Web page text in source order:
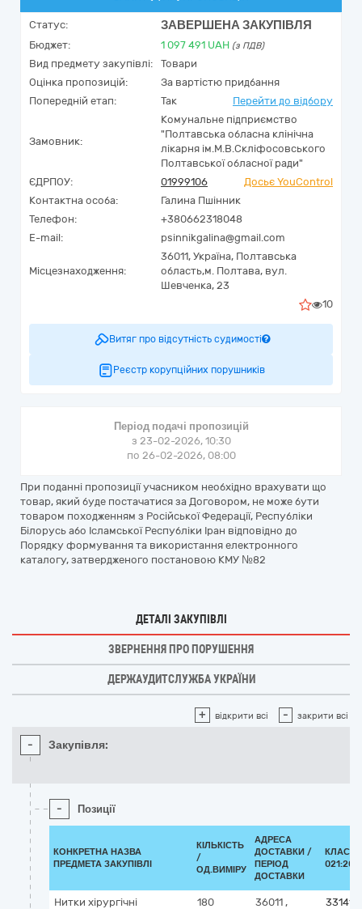
Статус: ЗАВЕРШЕНА ЗАКУПІВЛЯ
Бюджет: 1 097 491 UAH (з ПДВ)
Вид предмету закупівлі:
Товари
Оцінка пропозицій:
За вартістю придбання
Попередній етап:
Так Перейти до відбору
Замовник:
Комунальне підприємство
"Полтавська обласна клінічна
лікарня ім.М.В.Скліфосовського
Полтавської обласної ради"
ЄДРПОУ:
01999106
Досьє YouControl
Контактна особа:
Галина Пшінник
Телефон:
+380662318048
E-mail:
psinnikgalina@gmail.com
Місцезнаходження:
36011, Україна, Полтавська
область,м. Полтава, вул.
Шевченка, 23
10
Витяг про відсутність судимості
Реєстр корупційних порушників
Період подачі пропозицій
з 23-02-2026, 10:30
по 26-02-2026, 08:00
При поданні пропозиції учасником необхідно врахувати що
товар, який буде постачатися за Договором, не може бути
товаром походженням з Російської Федерації, Республіки
Білорусь або Ісламської Республіки Іран відповідно до
Порядку формування та використання електронного
каталогу, затвердженого постановою КМУ №82
ДЕТАЛІ ЗАКУПІВЛІ
ЗВЕРНЕННЯ ПРО ПОРУШЕННЯ
ДЕРЖАУДИТСЛУЖБА УКРАЇНИ
+ відкрити всі - закрити всі
- Закупівля:
- Позиції
КОНКРЕТНА НАЗВА
ПРЕДМЕТА ЗАКУПІВЛІ
КІЛЬКІСТЬ
/
ОД.ВИМІРУ
АДРЕСА
ДОСТАВКИ /
ПЕРІОД
ДОСТАВКИ
Нитки хірургічні
180
36011 ,